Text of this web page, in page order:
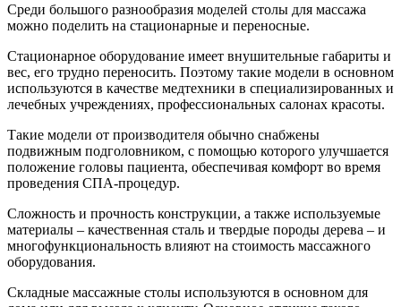
Среди большого разнообразия моделей столы для массажа
можно поделить на стационарные и переносные.
Стационарное оборудование имеет внушительные габариты и
вес, его трудно переносить. Поэтому такие модели в основном
используются в качестве медтехники в специализированных и
лечебных учреждениях, профессиональных салонах красоты.
Такие модели от производителя обычно снабжены
подвижным подголовником, с помощью которого улучшается
положение головы пациента, обеспечивая комфорт во время
проведения СПА-процедур.
Сложность и прочность конструкции, а также используемые
материалы – качественная сталь и твердые породы дерева – и
многофункциональность влияют на стоимость массажного
оборудования.
Складные массажные столы используются в основном для